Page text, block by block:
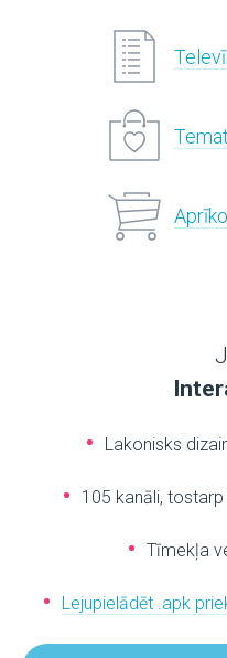
Lakonisks
105 kanāli, tostarp
Tīmekļa
Lejupielādēt .apk